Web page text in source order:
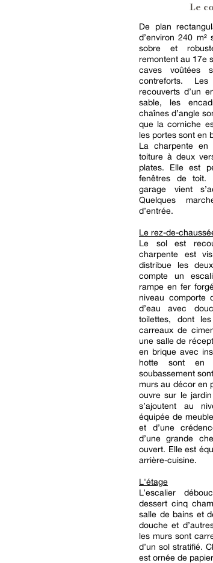
Le
De plan
d’environ 240
sobre et
remontent au 17e
caves voûtées
contreforts.
recouverts d’un
sable, les
chaînes d’angle
que la corniche
les portes sont en
La charpente en
toiture à deux
plates. Elle est
fenêtres de toit.
garage vient
Quelques
d’entrée.
Le rez-de-
Le sol est
charpente est
distribue les
compte un
rampe en fer
niveau comporte
d’eau avec
toilettes, dont
carreaux de
une salle de
en brique avec
hotte sont en
soubassement
murs au décor en
ouvre sur le
s’ajoutent au
équipée de
et d’une
d’une grande
ouvert. Elle est
arrière-cuisine.
L'étage
L’escalier
dessert cinq
salle de bains et
douche et
les murs sont
d’un sol stratifié.
est ornée de